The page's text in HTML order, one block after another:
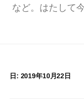
など。はたして
日: 2019年10月22日